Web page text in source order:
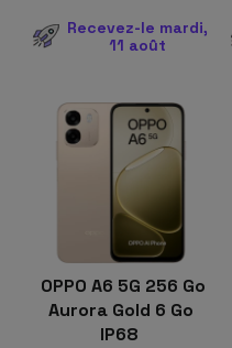
Recevez-le mardi,
11 août
OPPO A6 5G 256 Go
Aurora Gold 6 Go
IP68